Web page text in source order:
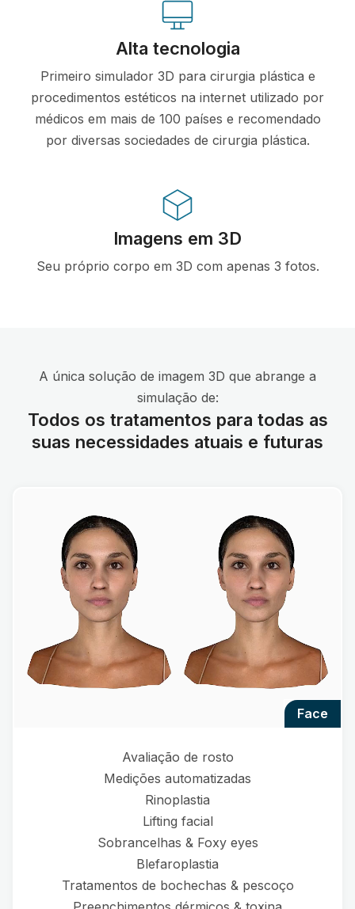
Alta tecnologia
Primeiro simulador 3D para cirurgia plástica e
procedimentos estéticos na internet utilizado por
médicos em mais de 100 países e recomendado
por diversas sociedades de cirurgia plástica.
Imagens em 3D
Seu próprio corpo em 3D com apenas 3 fotos.
A única solução de imagem 3D que abrange a
simulação de:
Todos os tratamentos para todas as
suas necessidades atuais e futuras
face
Avaliação de rosto
Medições automatizadas
Rinoplastia
Lifting facial
Sobrancelhas & Foxy eyes
Blefaroplastia
Tratamentos de bochechas & pescoço